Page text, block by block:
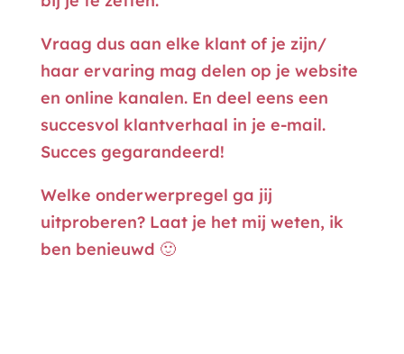
Vraag dus aan elke klant of je zijn/
haar ervaring mag delen op je website
en online kanalen. En deel eens een
succesvol klantverhaal in je e-mail.
Succes gegarandeerd!
Welke onderwerpregel ga jij
uitproberen? Laat je het mij weten, ik
ben benieuwd 🙂